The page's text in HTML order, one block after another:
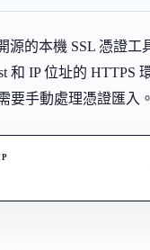
源的本機 SSL 憑證工
和 IP 位址的 HTTPS
要手動處理憑證匯入。